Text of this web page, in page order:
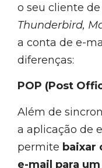
o seu cliente de
Thunderbird,
a conta de e-
diferenças:
POP (Post
Além de
a aplicação de
permite baixar
e-mail para